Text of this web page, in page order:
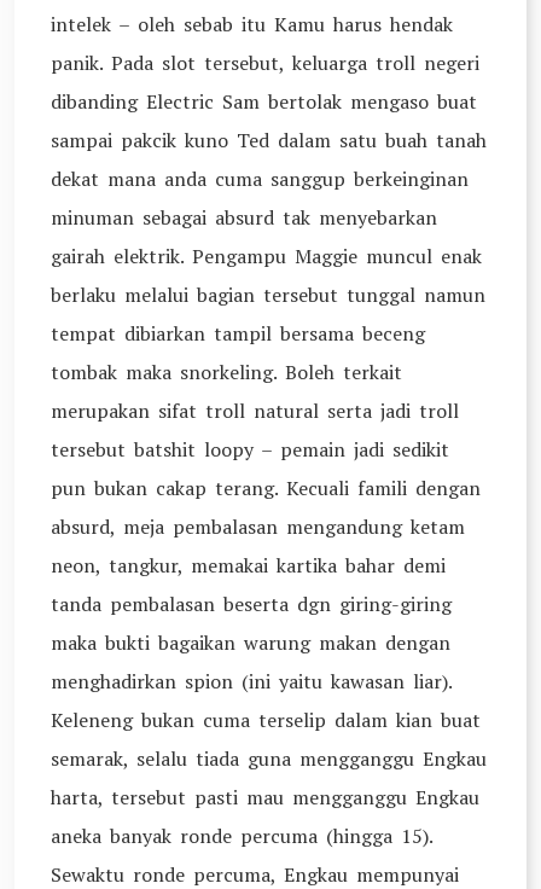
intelek – oleh sebab itu Kamu harus hendak
panik. Pada slot tersebut, keluarga troll negeri
dibanding Electric Sam bertolak mengaso buat
sampai pakcik kuno Ted dalam satu buah tanah
dekat mana anda cuma sanggup berkeinginan
minuman sebagai absurd tak menyebarkan
gairah elektrik. Pengampu Maggie muncul enak
berlaku melalui bagian tersebut tunggal namun
tempat dibiarkan tampil bersama beceng
tombak maka snorkeling. Boleh terkait
merupakan sifat troll natural serta jadi troll
tersebut batshit loopy – pemain jadi sedikit
pun bukan cakap terang. Kecuali famili dengan
absurd, meja pembalasan mengandung ketam
neon, tangkur, memakai kartika bahar demi
tanda pembalasan beserta dgn giring-giring
maka bukti bagaikan warung makan dengan
menghadirkan spion (ini yaitu kawasan liar).
Keleneng bukan cuma terselip dalam kian buat
semarak, selalu tiada guna mengganggu Engkau
harta, tersebut pasti mau mengganggu Engkau
aneka banyak ronde percuma (hingga 15).
Sewaktu ronde percuma, Engkau mempunyai